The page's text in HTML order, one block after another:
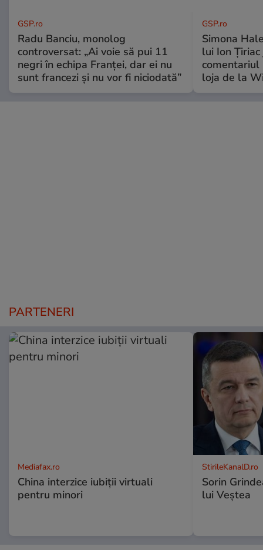
GSP.ro
Radu Banciu, monolog
controversat: „Ai voie să pui 11
negri în echipa Franței, dar ei nu
sunt francezi și nu vor fi niciodată”
GSP.ro
Simona
lui Ion
loja de la
PARTENERI
Mediafax.ro
China interzice iubiții virtuali
pentru minori
StirileKanalD.ro
Sorin
lui Veștea